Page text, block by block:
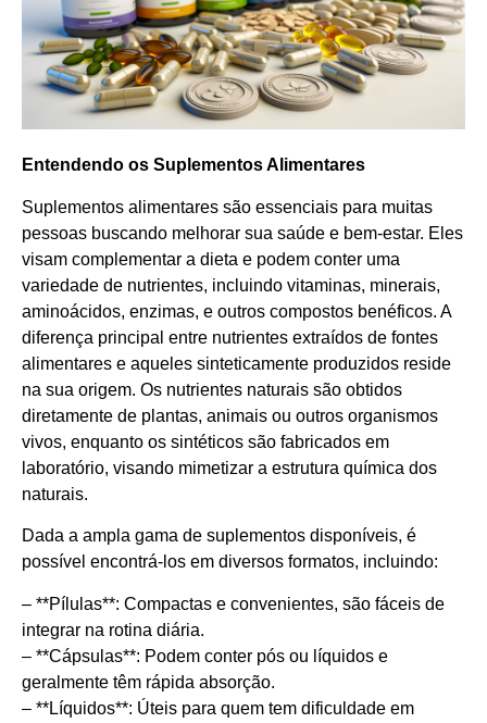
Entendendo os Suplementos Alimentares
Suplementos alimentares são essenciais para muitas
pessoas buscando melhorar sua saúde e bem-estar. Eles
visam complementar a dieta e podem conter uma
variedade de nutrientes, incluindo vitaminas, minerais,
aminoácidos, enzimas, e outros compostos benéficos. A
diferença principal entre nutrientes extraídos de fontes
alimentares e aqueles sinteticamente produzidos reside
na sua origem. Os nutrientes naturais são obtidos
diretamente de plantas, animais ou outros organismos
vivos, enquanto os sintéticos são fabricados em
laboratório, visando mimetizar a estrutura química dos
naturais.
Dada a ampla gama de suplementos disponíveis, é
possível encontrá-los em diversos formatos, incluindo:
– **Pílulas**: Compactas e convenientes, são fáceis de
integrar na rotina diária.
– **Cápsulas**: Podem conter pós ou líquidos e
geralmente têm rápida absorção.
– **Líquidos**: Úteis para quem tem dificuldade em